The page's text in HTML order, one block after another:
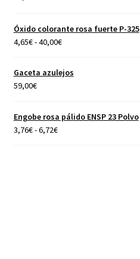
40,00€
Óxido colorante rosa fuerte P-325
4,65€-40,00€Rango
precios:
40,00€
Gaceta azulejos
59,00€
Engobe rosa pálido ENSP 23 Polvo
3,76€-6,72€Rango